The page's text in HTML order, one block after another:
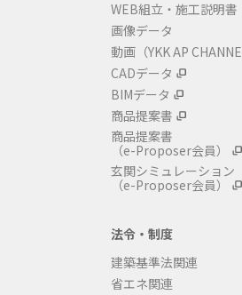
WEB組立・施工説明書
画像データ
動画（YKK AP
CADデータ
BIMデータ
商品提案書
商品提案書
（e-Proposer会員）
玄関シミュレーション
（e-Proposer会員）
法令・制度
建築基準法関連
省エネ関連